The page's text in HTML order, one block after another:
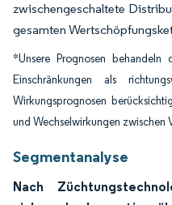
zwischengeschaltete
gesamten
*Unsere Prognosen
Einschränkungen als
Wirkungsprognosen
und Wechselwirkungen zwischen
Segmentanalyse
Nach